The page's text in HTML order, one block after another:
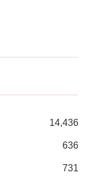
14,436
636
731